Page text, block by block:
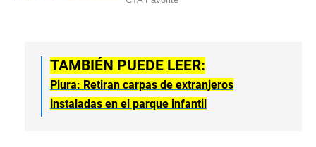
TAMBIÉN PUEDE LEER:
Piura: Retiran carpas de extranjeros
instaladas en el parque infantil